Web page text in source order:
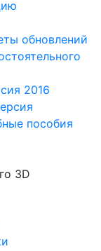
обновлений
2016
пособия
3D